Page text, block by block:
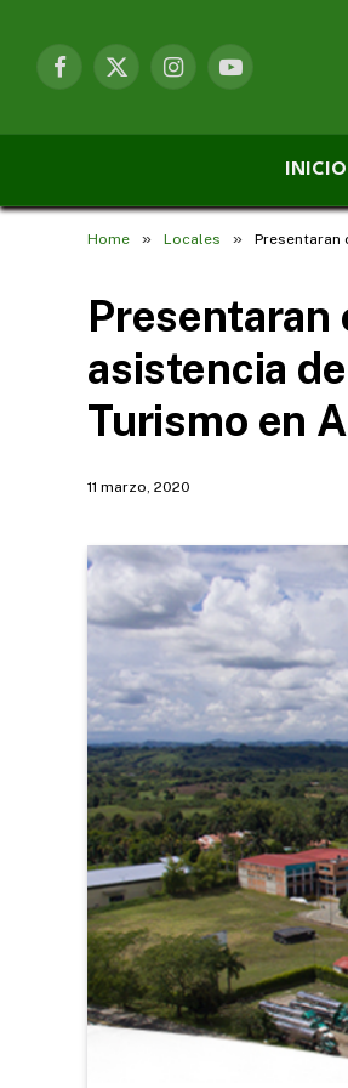
Facebook
X
InstagramYouTube
INICIO
Home » Locales » Presentaran
Presentaran
asistencia
Turismo en
11 marzo, 2020